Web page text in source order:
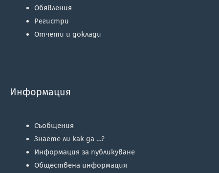
Обявления
Регистри
Отчети и доклади
Информация
Съобщения
Знаете ли как да …?
Информация за публикуване
Обществена информация